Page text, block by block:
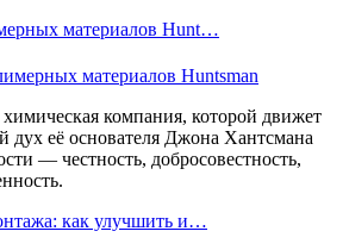
материалов Hunt…
компания, которой движет
дух её основателя Джона Хантсмана
— честность, добросовестность,
как улучшить и…